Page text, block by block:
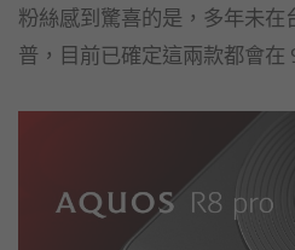
粉絲感到驚喜的是，多年未
普，目前已確定這兩款都會在